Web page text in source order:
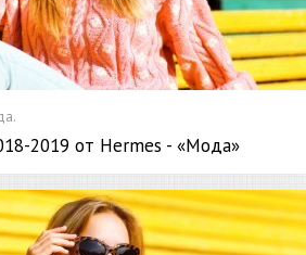
2019 от Hermes - «Мода»